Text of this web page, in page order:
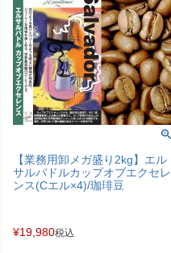
【業務用卸メガ盛り2kg】エル
サルバドルカップオブエクセレ
ンス(Cエル×4)/珈琲豆
¥19,980税込